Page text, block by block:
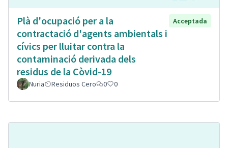
Plà d'ocupació per a la
contractació d'agents ambientals i
cívics per lluitar contra la
contaminació derivada dels
residus de la Còvid-19
Acceptada
Nuria Residuos Cero 0 0